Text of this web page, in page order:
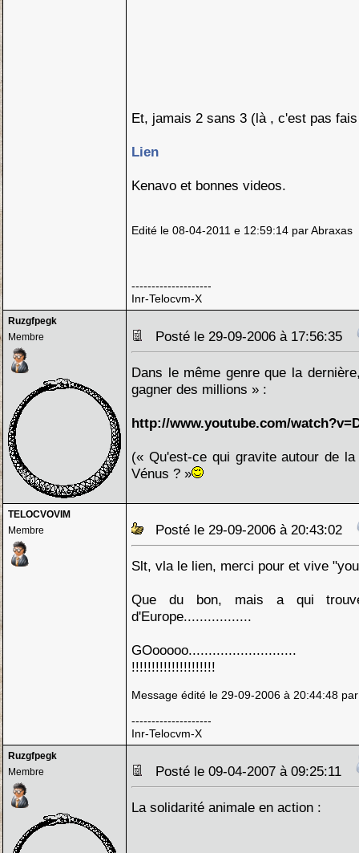
Et, jamais 2 sans 3 (là , c'est pas
Lien
Kenavo et bonnes videos.
Edité le 08-04-2011 e 12:59:14 par Abraxas
--------------------
Inr-Telocvm-X
Ruzgfpegk
Membre
Posté le 29-09-2006 à 17:56:35
Dans le même genre que la
gagner des millions » :
http://www.youtube.com/
(« Qu'est-ce qui gravite autour de
Vénus ? »
TELOCVOVIM
Membre
Posté le 29-09-2006 à 20:43:02
Slt, vla le lien, merci pour et vive
Que du bon, mais a qui
d'Europe.................
GOooooo...........................
!!!!!!!!!!!!!!!!!!!!!
Message édité le 29-09-2006 à 20:44:48
--------------------
Inr-Telocvm-X
Ruzgfpegk
Membre
Posté le 09-04-2007 à 09:25:11
La solidarité animale en action :